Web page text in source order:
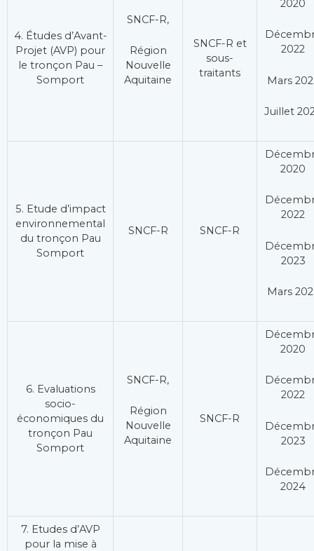
4. Études d’Avant-
Projet (AVP) pour
le tronçon Pau –
Somport
SNCF-R,
Région
Nouvelle
Aquitaine
SNCF-R et
sous-
traitants
2020
2022
Mars
Juillet
5. Etude d’impact
environnemental
du tronçon Pau
Somport
SNCF-R SNCF-R
2020
2022
2023
Mars
6. Evaluations
socio-
économiques du
tronçon Pau
Somport
SNCF-R,
Région
Nouvelle
Aquitaine
SNCF-R
2020
2022
2023
2024
7. Etudes d’AVP
pour la mise à